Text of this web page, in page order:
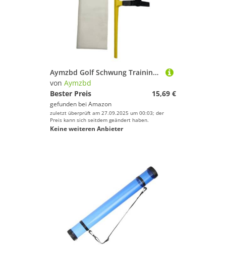
Aymzbd Golf Schwung Trainingshilfe Golf Putting Trainingshilfe Indoor Outdoor Golf Schwungkorrektur Schlagtraining Griffkontrolle Gerät PP Material für, Gelb
von Aymzbd
Bester Preis
15,69 €
gefunden bei Amazon
zuletzt überprüft am 27.09.2025 um 00:03; der
Preis kann sich seitdem geändert haben.
Keine weiteren Anbieter